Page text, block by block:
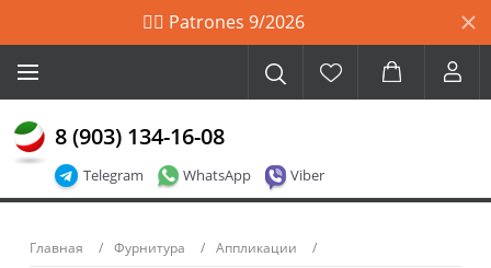
🙋‍♀️ Patrones 9/2026
Telegram WhatsApp Viber
8 (903) 134-16-08
Главная Фурнитура Аппликации